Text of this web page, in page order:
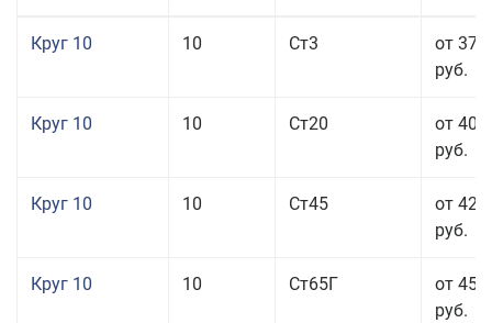
Круг 10 10 Ст3
от 37
руб.
Круг 10 10 Ст20
от 40
руб.
Круг 10 10 Ст45
от 42
руб.
Круг 10 10 Ст65Г
от 45
руб.